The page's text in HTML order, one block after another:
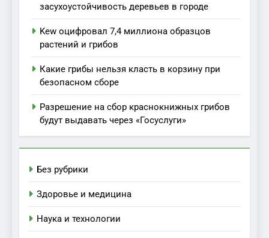
засухоустойчивость деревьев в городе
Kew оцифровал 7,4 миллиона образцов
растений и грибов
Какие грибы нельзя класть в корзину при
безопасном сборе
Разрешение на сбор краснокнижных грибов
будут выдавать через «Госуслуги»
Без рубрики
Здоровье и медицина
Наука и технологии